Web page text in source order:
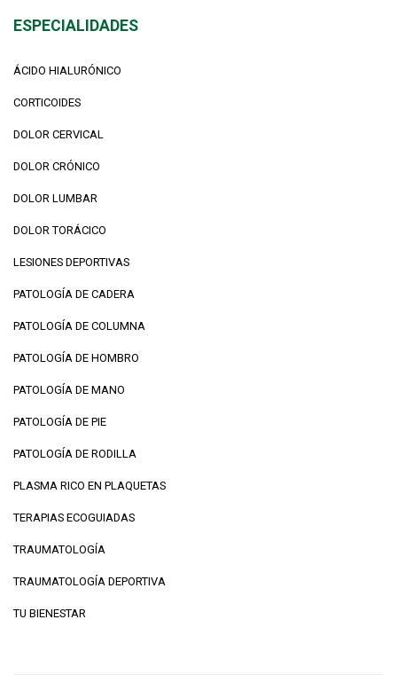
ESPECIALIDADES
ÁCIDO HIALURÓNICO
CORTICOIDES
DOLOR CERVICAL
DOLOR CRÓNICO
DOLOR LUMBAR
DOLOR TORÁCICO
LESIONES DEPORTIVAS
PATOLOGÍA DE CADERA
PATOLOGÍA DE COLUMNA
PATOLOGÍA DE HOMBRO
PATOLOGÍA DE MANO
PATOLOGÍA DE PIE
PATOLOGÍA DE RODILLA
PLASMA RICO EN PLAQUETAS
TERAPIAS ECOGUIADAS
TRAUMATOLOGÍA
TRAUMATOLOGÍA DEPORTIVA
TU BIENESTAR